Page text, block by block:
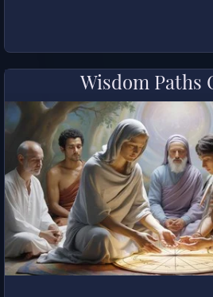
Wisdom Paths